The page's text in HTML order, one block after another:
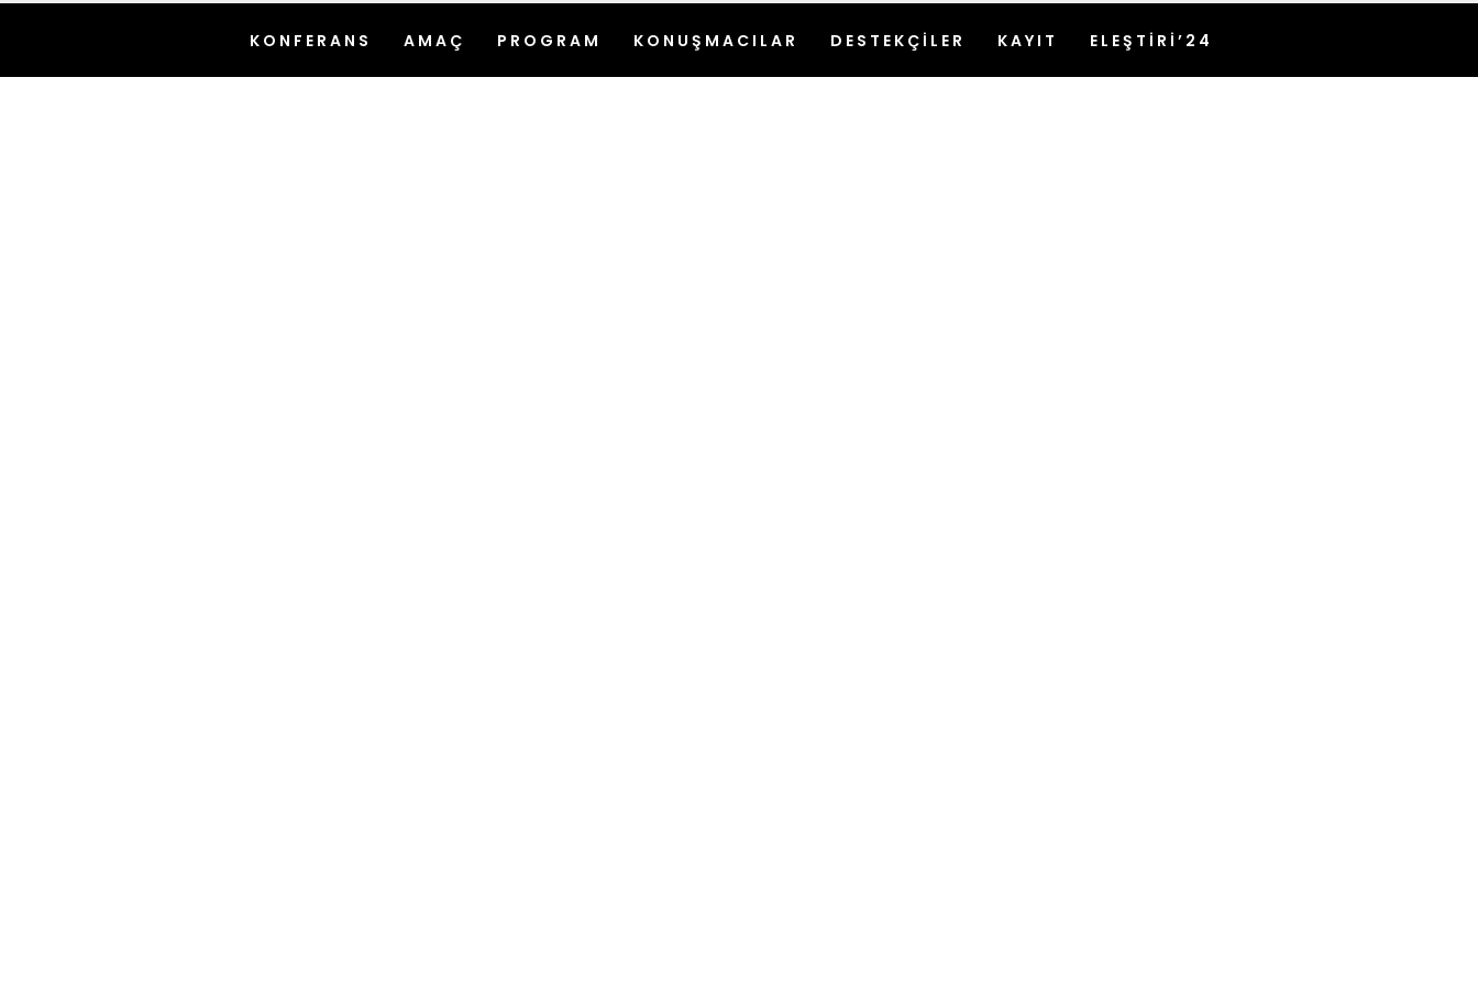
KONFERANS AMAÇ PROGRAM KONUŞMACILAR DESTEKÇİLER KAYIT ELEŞTİRİ’24